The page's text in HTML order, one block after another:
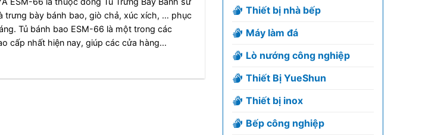
trưng bày bánh bao, giò chả, xúc xích, … phục
Tủ bánh bao ESM-66 là một trong các
cấp nhất hiện nay, giúp các cửa hàng...
Thiết bị nhà bếp
Máy làm đá
Lò nướng công nghiệp
Thiết Bị YueShun
Thiết bị inox
Bếp công nghiệp